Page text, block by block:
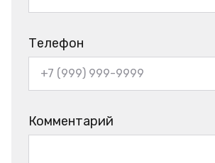
Телефон
Комментарий